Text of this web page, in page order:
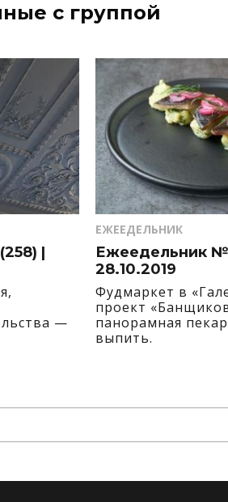
с группой
|
—
ЕЖЕЕДЕЛЬНИК
Ежеедельник
28.10.2019
Фудмаркет в
проект
панорамная
выпить.